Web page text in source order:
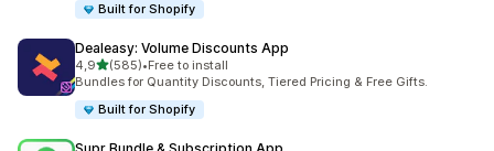
Built for Shopify
Dealeasy: Volume Discounts App
4,9av 5 stjerner
(585)
Totalt 585 omtaler
•Free to install
Bundles for Quantity Discounts, Tiered Pricing & Free Gifts.
Built for Shopify